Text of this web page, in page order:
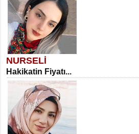
NURSELİ
Hakikatin Fiyatı...